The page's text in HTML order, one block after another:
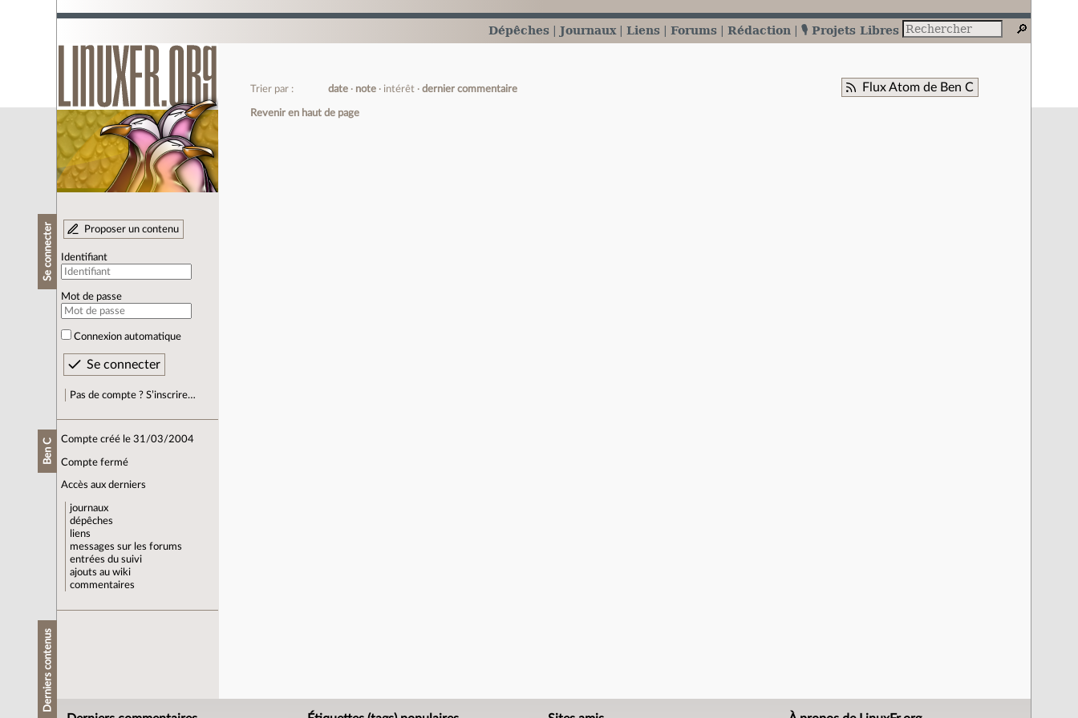
Dépêches Journaux Liens Forums Rédaction 🎙️ Projets Libres
Se connecter Proposer un contenu
Identifiant
Mot de passe
Connexion automatique
Pas de compte ? S’inscrire…
Ben C Compte créé le 31/03/2004
Compte fermé
Accès aux derniers
journaux
dépêches
liens
messages sur les forums
entrées du suivi
ajouts au wiki
commentaires
Derniers contenus
Flux Atom de Ben C
Trier par : date note intérêt dernier commentaire
Revenir en haut de page